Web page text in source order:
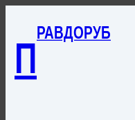
П
РАВДОРУБ